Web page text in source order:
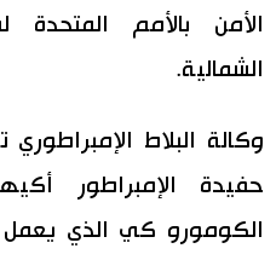
الأمن بالأمم
الشمالية.
وكالة البلاط
حفيدة الإمبراطور
الكومورو كي الذي يعمل